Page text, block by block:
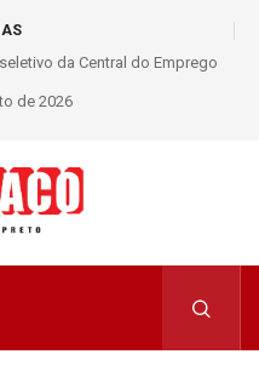
da Central do Emprego
de 2026